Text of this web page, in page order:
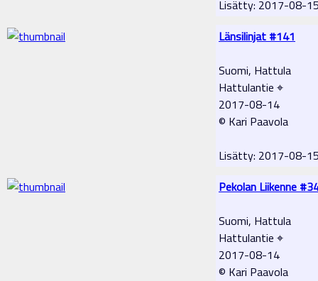
Lisätty: 2017-08-
Länsilinjat #141
Suomi, Hattula
Hattulantie ⌖
2017-08-14
© Kari Paavola
Lisätty: 2017-08-
Pekolan Liikenne
Suomi, Hattula
Hattulantie ⌖
2017-08-14
© Kari Paavola